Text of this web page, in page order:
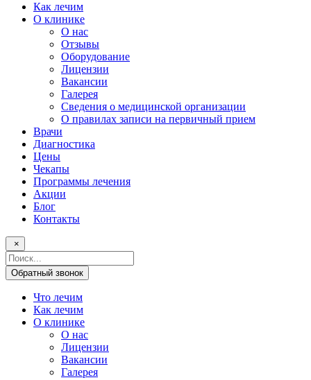
Как лечим
О клинике
О нас
Отзывы
Оборудование
Лицензии
Вакансии
Галерея
Сведения о медицинской организации
О правилах записи на первичный прием
Врачи
Диагностика
Цены
Чекапы
Программы лечения
Акции
Блог
Контакты
×
Поисковый
запрос
Обратный звонок
Что лечим
Как лечим
О клинике
О нас
Лицензии
Вакансии
Галерея